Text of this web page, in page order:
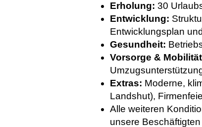
Erholung: 30
Entwicklung:
Entwicklungsplan
Gesundheit:
Vorsorge &
Extras: Moderne,
Landshut),
Alle weiteren
unsere